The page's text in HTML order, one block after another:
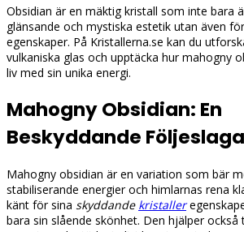
Obsidian är en mäktig kristall som inte bara
glänsande och mystiska estetik utan även
egenskaper. På Kristallerna.se kan du
vulkaniska glas och upptäcka hur mahogny
liv med sin unika energi.
Mahogny Obsidian: En
Beskyddande
Mahogny obsidian är en variation som bär
stabiliserande energier och himlarnas rena
känt för sina skyddande kristaller
bara sin slående skönhet. Den hjälper också